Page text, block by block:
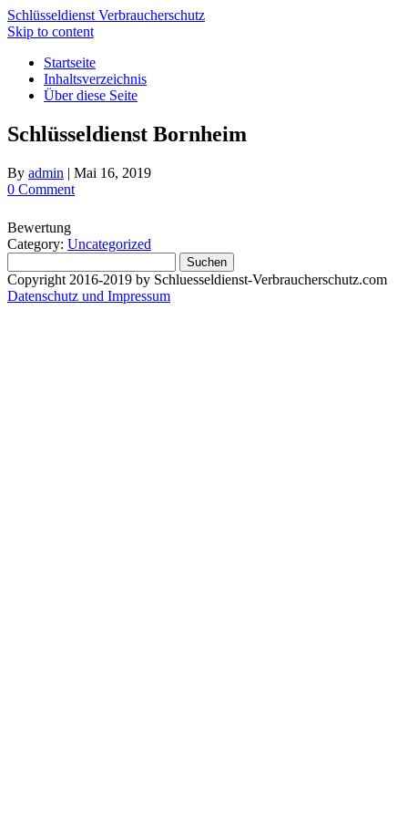
Schlüsseldienst Verbraucherschutz
Skip to content
Startseite
Inhaltsverzeichnis
Über diese Seite
Schlüsseldienst Bornheim
By admin | Mai 16, 2019
0 Comment
Bewertung
Category: Uncategorized
nach:
Copyright 2016-2019 by Schluesseldienst-Verbraucherschutz.com
Datenschutz und Impressum